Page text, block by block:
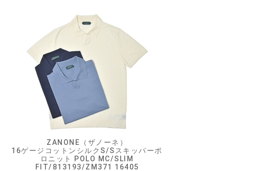
ZANONE（ザノーネ）
16ゲージコットンシルクS/Sスキッパーポ
ロニット POLO MC/SLIM
FIT/813193/ZM371 16405